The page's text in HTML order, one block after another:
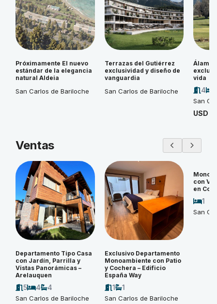
Próximamente El nuevo
estándar de la elegancia
natural Aldeia
San Carlos de Bariloche
Terrazas del Gutiérrez
exclusividad y diseño de
vanguardia
San Carlos de Bariloche
vida
4
San
USD
Ventas
Departamento Tipo Casa
con Jardín, Parrilla y
Vistas Panorámicas –
Arelauquen
5 4 4
San Carlos de Bariloche
Exclusivo Departamento
Monoambiente con Patio
y Cochera – Edificio
España Way
1 1
San Carlos de Bariloche
con
en
1
San